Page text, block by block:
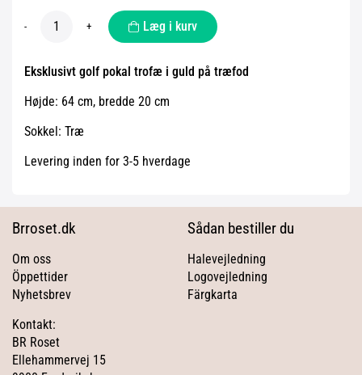
- + Læg i kurv
Eksklusivt golf pokal trofæ i guld på træfod
Højde: 64 cm, bredde 20 cm
Sokkel: Træ
Levering inden for 3-5 hverdage
Brroset.dk
Om oss
Öppettider
Nyhetsbrev
Kontakt:
BR Roset
Ellehammervej 15
Sådan bestiller du
Halevejledning
Logovejledning
Färgkarta